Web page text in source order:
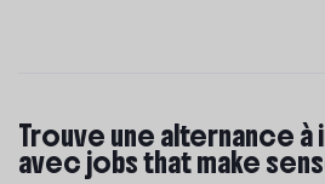
Trouve une alternance
avec jobs that make